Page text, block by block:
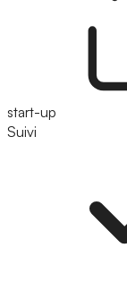
start-up
Suivi